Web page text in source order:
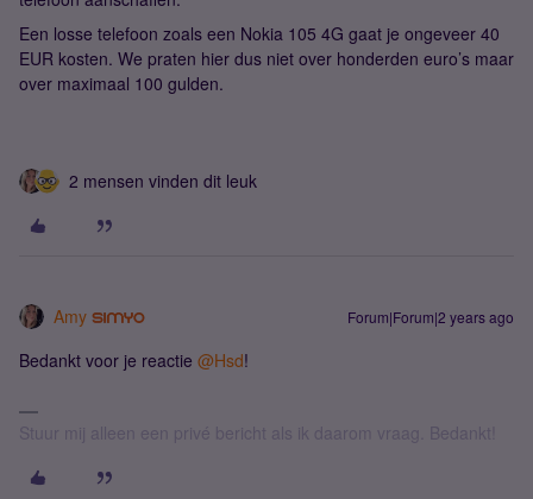
Een losse telefoon zoals een Nokia 105 4G gaat je ongeveer 40
EUR kosten. We praten hier dus niet over honderden euro’s maar
over maximaal 100 gulden.
2 mensen vinden dit leuk
Amy Forum|Forum|2 years ago
Bedankt voor je reactie @Hsd!
Stuur mij alleen een privé bericht als ik daarom vraag. Bedankt!